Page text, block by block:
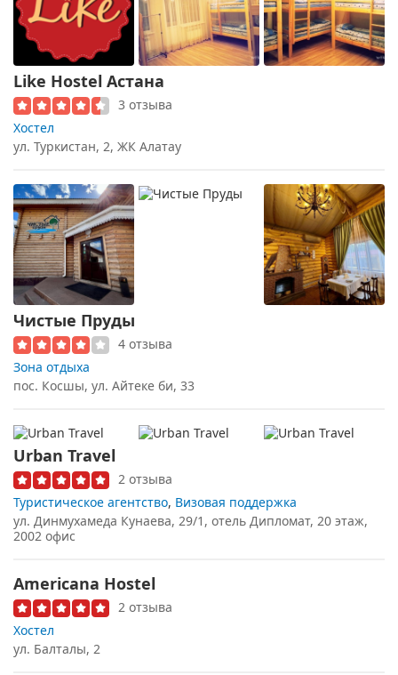
Like Hostel Астана
3 отзыва
Хостел
ул. Туркистан, 2, ЖК Алатау
Чистые Пруды
4 отзыва
Зона отдыха
пос. Косшы, ул. Айтеке би, 33
Urban Travel
2 отзыва
Туристическое агентство, Визовая поддержка
ул. Динмухамеда Кунаева, 29/1, отель Дипломат, 20 этаж,
2002 офис
Americana Hostel
2 отзыва
Хостел
ул. Балталы, 2